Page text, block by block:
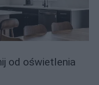
od oświetlenia